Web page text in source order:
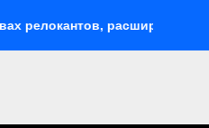
расширил возможности